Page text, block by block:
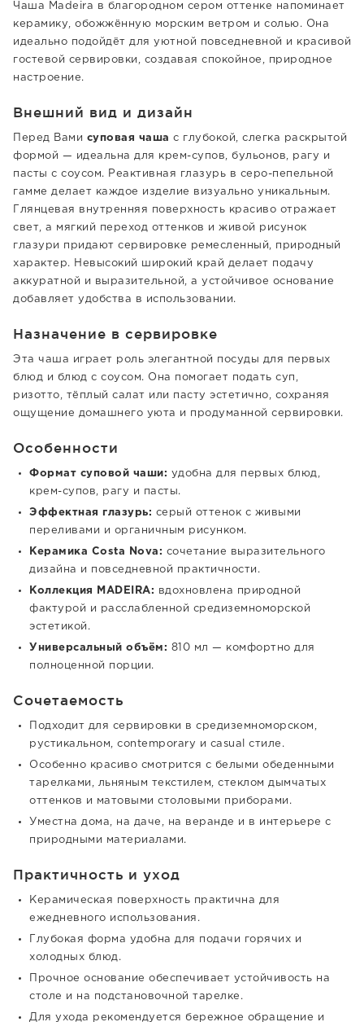
Чаша Madeira в благородном сером оттенке напоминает
керамику, обожжённую морским ветром и солью. Она
идеально подойдёт для уютной повседневной и красивой
гостевой сервировки, создавая спокойное, природное
настроение.
Внешний вид и дизайн
Перед Вами суповая чаша с глубокой, слегка раскрытой
формой — идеальна для крем-супов, бульонов, рагу и
пасты с соусом. Реактивная глазурь в серо-пепельной
гамме делает каждое изделие визуально уникальным.
Глянцевая внутренняя поверхность красиво отражает
свет, а мягкий переход оттенков и живой рисунок
глазури придают сервировке ремесленный, природный
характер. Невысокий широкий край делает подачу
аккуратной и выразительной, а устойчивое основание
добавляет удобства в использовании.
Назначение в сервировке
Эта чаша играет роль элегантной посуды для первых
блюд и блюд с соусом. Она помогает подать суп,
ризотто, тёплый салат или пасту эстетично, сохраняя
ощущение домашнего уюта и продуманной сервировки.
Особенности
Формат суповой чаши: удобна для первых блюд,
крем-супов, рагу и пасты.
Эффектная глазурь: серый оттенок с живыми
переливами и органичным рисунком.
Керамика Costa Nova: сочетание выразительного
дизайна и повседневной практичности.
Коллекция MADEIRA: вдохновлена природной
фактурой и расслабленной средиземноморской
эстетикой.
Универсальный объём: 810 мл — комфортно для
полноценной порции.
Сочетаемость
Подходит для сервировки в средиземноморском,
рустикальном, contemporary и casual стиле.
Особенно красиво смотрится с белыми обеденными
тарелками, льняным текстилем, стеклом дымчатых
оттенков и матовыми столовыми приборами.
Уместна дома, на даче, на веранде и в интерьере с
природными материалами.
Практичность и уход
Керамическая поверхность практична для
ежедневного использования.
Глубокая форма удобна для подачи горячих и
холодных блюд.
Прочное основание обеспечивает устойчивость на
столе и на подстановочной тарелке.
Для ухода рекомендуется бережное обращение и